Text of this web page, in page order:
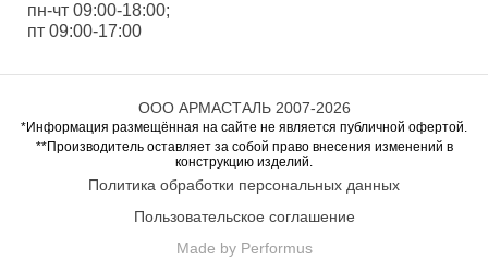
пн-чт 09:00-18:00;
пт 09:00-17:00
ООО АРМАСТАЛЬ 2007-2026
*Информация размещённая на сайте не является публичной офертой.
**Производитель оставляет за собой право внесения изменений в
конструкцию изделий.
Политика обработки персональных данных
Пользовательское соглашение
Made by Performus
Перейти в корзину